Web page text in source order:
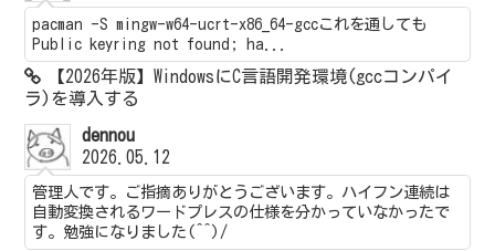
pacman -S mingw-w64-ucrt-x86_64-gccこれを通しても
Public keyring not found; ha...
【2026年版】WindowsにC言語開発環境(gccコンパイ
ラ)を導入する
dennou
2026.05.12
管理人です。ご指摘ありがとうございます。ハイフン連続は
自動変換されるワードプレスの仕様を分かっていなかったで
す。勉強になりました(^^)/